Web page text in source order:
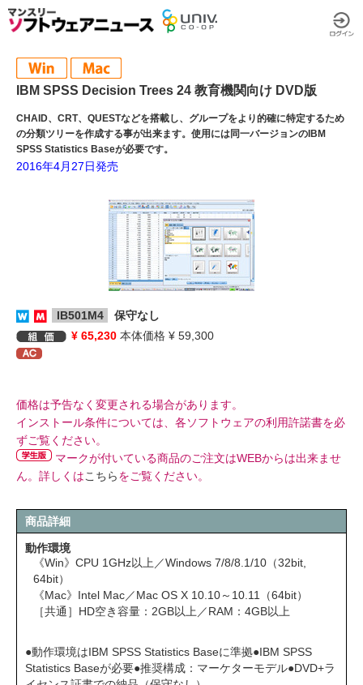
IBM SPSS Decision Trees 24 教育機関向け DVD版
CHAID、CRT、QUESTなどを搭載し、グループをより的確に特定するため
の分類ツリーを作成する事が出来ます。使用には同一バージョンのIBM
SPSS Statistics Baseが必要です。
2016年4月27日発売
IB501M4
保守なし
¥ 65,230 本体価格 ¥ 59,300
価格は予告なく変更される場合があります。
インストール条件については、各ソフトウェアの利用許諾書を必
ずご覧ください。
マークが付いている商品のご注文はWEBからは出来ませ
ん。詳しくはこちらをご覧ください。
商品詳細
動作環境
《Win》CPU 1GHz以上／Windows 7/8/8.1/10（32bit,
64bit）
《Mac》Intel Mac／Mac OS X 10.10～10.11（64bit）
［共通］HD空き容量：2GB以上／RAM：4GB以上
●動作環境はIBM SPSS Statistics Baseに準拠●IBM SPSS
Statistics Baseが必要●推奨構成：マーケターモデル●DVD+ラ